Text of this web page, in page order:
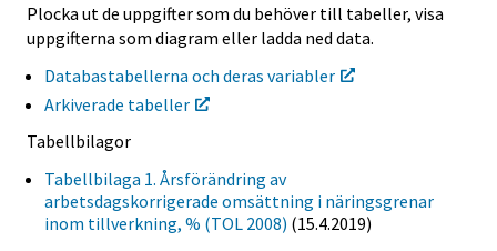
Plocka ut de uppgifter som du behöver till tabeller, visa
uppgifterna som diagram eller ladda ned data.
Databastabellerna och deras variabler
Arkiverade tabeller
Tabellbilagor
Tabellbilaga 1. Årsförändring av
arbetsdagskorrigerade omsättning i näringsgrenar
inom tillverkning, % (TOL 2008) (15.4.2019)